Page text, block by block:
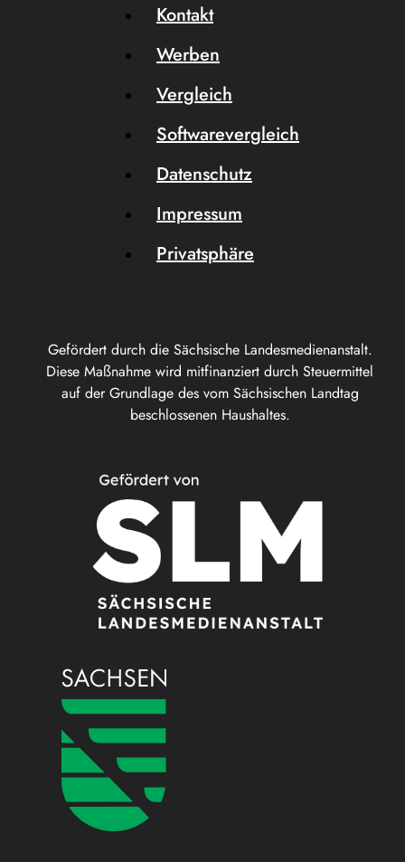
Gefördert durch die Sächsische Landesmedienanstalt.
Diese Maßnahme wird mitfinanziert durch Steuermittel
auf der Grundlage des vom Sächsischen Landtag
beschlossenen Haushaltes.
Kontakt
Werben
Vergleich
Softwarevergleich
Datenschutz
Impressum
Privatsphäre